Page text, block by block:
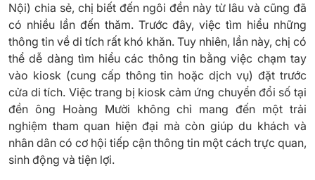
Nội) chia sẻ, chị biết đến ngôi đền này từ lâu và cũng đã
có nhiều lần đến thăm. Trước đây, việc tìm hiểu những
thông tin về di tích rất khó khăn. Tuy nhiên, lần này, chị có
thể dễ dàng tìm hiểu các thông tin bằng việc chạm tay
vào kiosk (cung cấp thông tin hoặc dịch vụ) đặt trước
cửa di tích. Việc trang bị kiosk cảm ứng chuyển đổi số tại
đền ông Hoàng Mười không chỉ mang đến một trải
nghiệm tham quan hiện đại mà còn giúp du khách và
nhân dân có cơ hội tiếp cận thông tin một cách trực quan,
sinh động và tiện lợi.